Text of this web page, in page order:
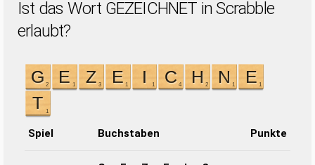
Ist das Wort GEZEICHNET in Scrabble
erlaubt?
Spiel Buchstaben Punkte